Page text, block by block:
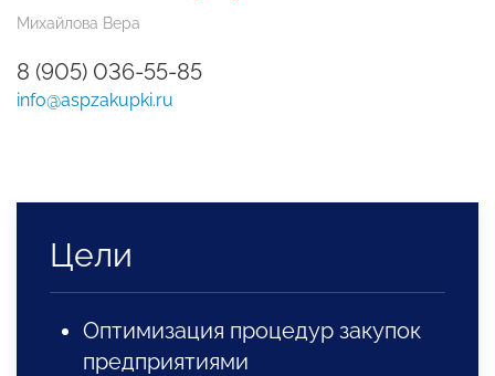
Михайлова Вера
8 (905) 036-55-85
info@aspzakupki.ru
Цели
Оптимизация процедур закупок
предприятиями